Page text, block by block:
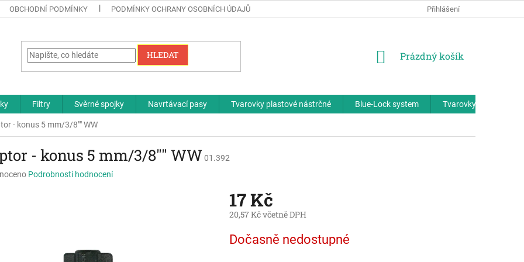
OBCHODNÍ PODMÍNKY PODMÍNKY OCHRANY OSOBNÍCH ÚDAJŮ Přihlášení
HLEDAT
NÁKUPNÍ
Prázdný košík
Filtry Svěrné spojky Navrtávací pasy Tvarovky plastové nástrčné Blue-Lock system Tvarovky plastové -
- konus 5 mm/3/8"" WW
- konus 5 mm/3/8"" WW01.392
Podrobnosti hodnocení
17 Kč
20,57 Kč včetně DPH
cena:
Dočasně nedostupné